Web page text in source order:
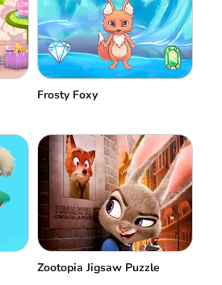
Frosty Foxy
Zootopia Jigsaw Puzzle